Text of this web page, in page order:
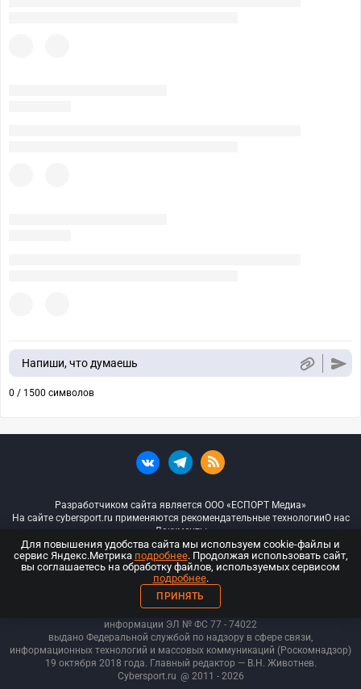
Напиши, что думаешь
0 / 1500 символов
Разработчиком сайта является ООО «ЕСПОРТ Медиа»
На сайте cybersport.ru применяются рекомендательные технологииО нас
Документы
© ООО «Киберспорт.ру» — Все права защищены
18+
ООО «Киберспорт.ру». Свидетельство о регистрации средств массовой
информации ЭЛ № ФС 77 - 74022
выдано Федеральной службой по надзору в сфере связи,
информационных технологий и массовых коммуникаций (Роскомнадзор)
19 октября 2018 года. Главный редактор — В.Н. Животнев.
Cybersport.ru @ 2011 - 2026
Для повышения удобства сайта мы используем cookie-файлы и
сервис Яндекс.Метрика подробнее. Продолжая использовать сайт,
вы соглашаетесь на обработку файлов, используемых сервисом
подробнее.
ПРИНЯТЬ